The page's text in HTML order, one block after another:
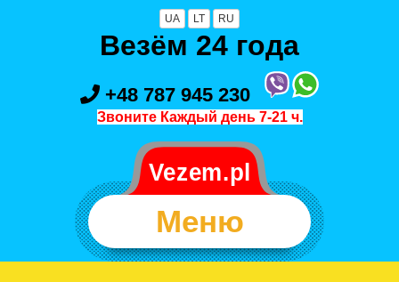
UA LT RU
Везём 24 года
+48 787 945 230
Звоните Каждый день 7-21 ч.
Меню